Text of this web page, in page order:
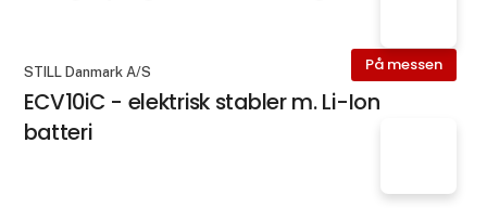
På messen
STILL Danmark A/S
ECV10iC - elektrisk stabler m. Li-Ion
batteri